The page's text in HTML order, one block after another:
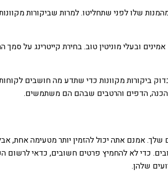
שלו לפני שתחליטו. למרות שביקורות
ובעלי מוניטין טוב. בחירת קייטרינג על סמך
ביקורות מקוונות כדי שתדע מה חושבים
הדפים והרטבים שבהם הם משתמשים.
אמנם אתה יכול להזמין יותר מטעימה אחת,
כדי לא להחמיץ פרטים חשובים, כדאי לרשום
שלהן.